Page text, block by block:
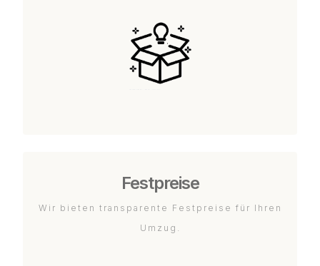
Festpreise
Wir bieten transparente Festpreise für Ihren
Umzug.